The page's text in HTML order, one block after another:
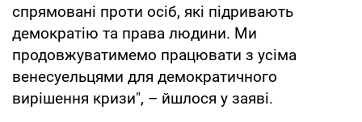
спрямовані проти осіб, які підривають
демократію та права людини. Ми
продовжуватимемо працювати з усіма
венесуельцями для демократичного
вирішення кризи", – йшлося у заяві.